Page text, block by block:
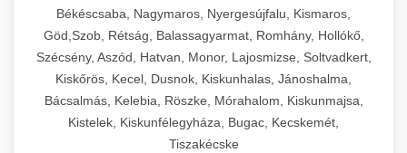
Békéscsaba, Nagymaros, Nyergesújfalu, Kismaros,
Göd,Szob, Rétság, Balassagyarmat, Romhány, Hollókő,
Szécsény, Aszód, Hatvan, Monor, Lajosmizse, Soltvadkert,
Kiskőrös, Kecel, Dusnok, Kiskunhalas, Jánoshalma,
Bácsalmás, Kelebia, Röszke, Mórahalom, Kiskunmajsa,
Kistelek, Kiskunfélegyháza, Bugac, Kecskemét,
Tiszakécske